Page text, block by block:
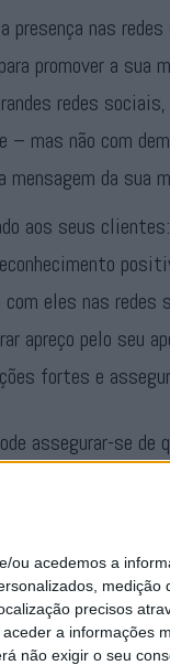
ou acedemos a
precisos
a informações
não exigir o seu
presença nas
promover a sua
redes
– mas não com
da sua
aos seus
eles nas redes
apreço pelo seu
fortes e
assegurar-se
tanto online como